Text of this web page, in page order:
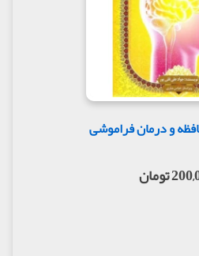
و درمان فراموشی
تومان